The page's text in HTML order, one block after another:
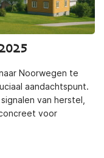
Noorwegen te
aandachtspunt.
van herstel,
voor